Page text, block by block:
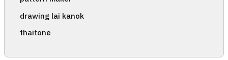
drawing lai kanok
thaitone